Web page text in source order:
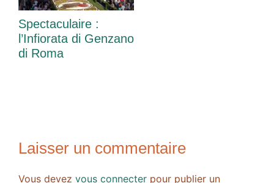
Spectaculaire :
l’Infiorata di Genzano
di Roma
Laisser un commentaire
Vous devez vous connecter pour publier un